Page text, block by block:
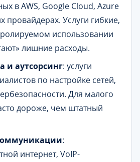
в AWS, Google Cloud, Azure
провайдерах. Услуги гибкие,
использовании
лишние расходы.
и аутсорсинг: услуги
по настройке сетей,
Для малого
дороже, чем штатный
:
интернет, VoIP-